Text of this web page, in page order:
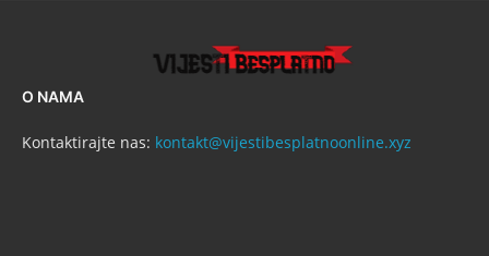
O NAMA
Kontaktirajte nas: kontakt@vijestibesplatnoonline.xyz